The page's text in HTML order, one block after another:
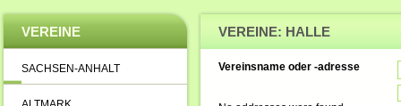
VEREINE
SACHSEN-ANHALT
VEREINE: HALLE
Vereinsname oder -adresse